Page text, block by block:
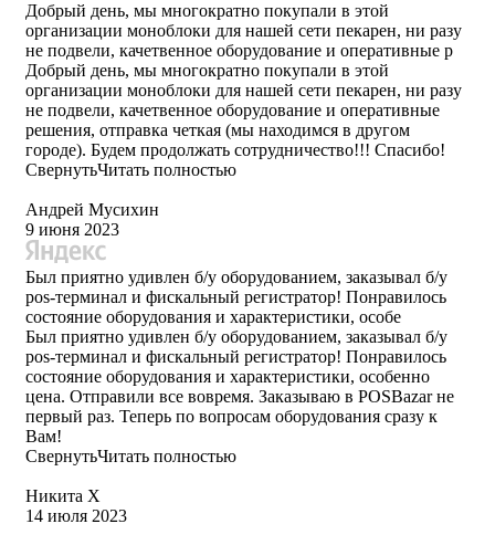
Добрый день, мы многократно покупали в этой
организации моноблоки для нашей сети пекарен, ни разу
не подвели, качетвенное оборудование и оперативные р
Добрый день, мы многократно покупали в этой
организации моноблоки для нашей сети пекарен, ни разу
не подвели, качетвенное оборудование и оперативные
решения, отправка четкая (мы находимся в другом
городе). Будем продолжать сотрудничество!!! Спасибо!
СвернутьЧитать полностью
Андрей Мусихин
9 июня 2023
Был приятно удивлен б/у оборудованием, заказывал б/у
pos-терминал и фискальный регистратор! Понравилось
состояние оборудования и характеристики, особе
Был приятно удивлен б/у оборудованием, заказывал б/у
pos-терминал и фискальный регистратор! Понравилось
состояние оборудования и характеристики, особенно
цена. Отправили все вовремя. Заказываю в POSBazar не
первый раз. Теперь по вопросам оборудования сразу к
Вам!
СвернутьЧитать полностью
Никита Х
14 июля 2023